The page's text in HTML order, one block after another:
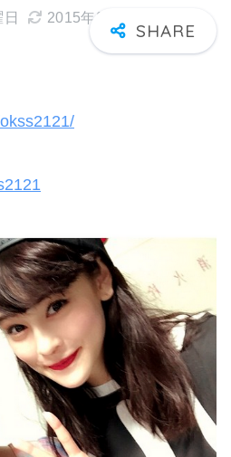
2015年03月10日 火曜日